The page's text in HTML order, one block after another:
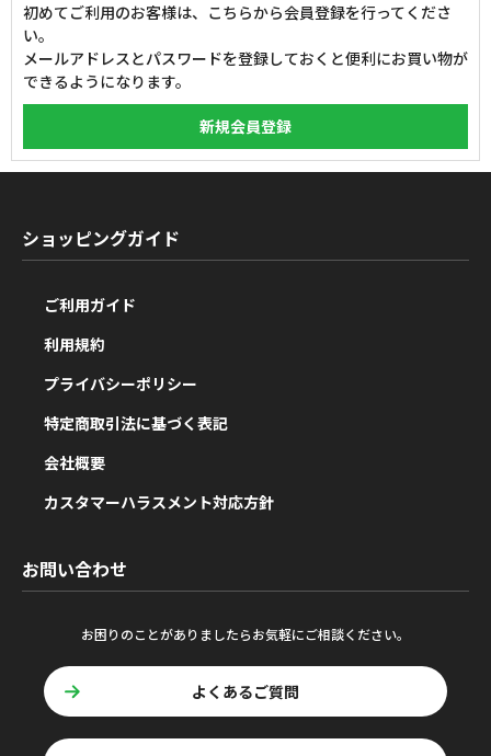
初めてご利用のお客様は、こちらから会員登録を行ってくださ
い。
メールアドレスとパスワードを登録しておくと便利にお買い物が
できるようになります。
ショッピングガイド
ご利用ガイド
利用規約
プライバシーポリシー
特定商取引法に基づく表記
会社概要
カスタマーハラスメント対応方針
お問い合わせ
お困りのことがありましたらお気軽にご相談ください。
よくあるご質問